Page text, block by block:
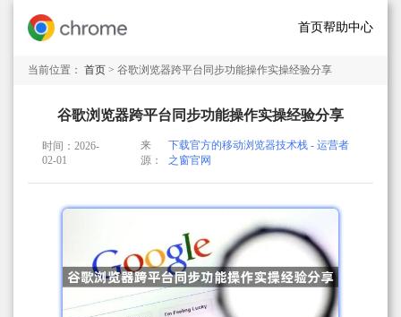
首页帮助中心
当前位置： 首页 > 谷歌浏览器跨平台同步功能操作实操经验分享
谷歌浏览器跨平台同步功能操作实操经验分享
时间：2026-
02-01
来
源：
下载官方的移动浏览器技术栈 - 运营者
之窗官网